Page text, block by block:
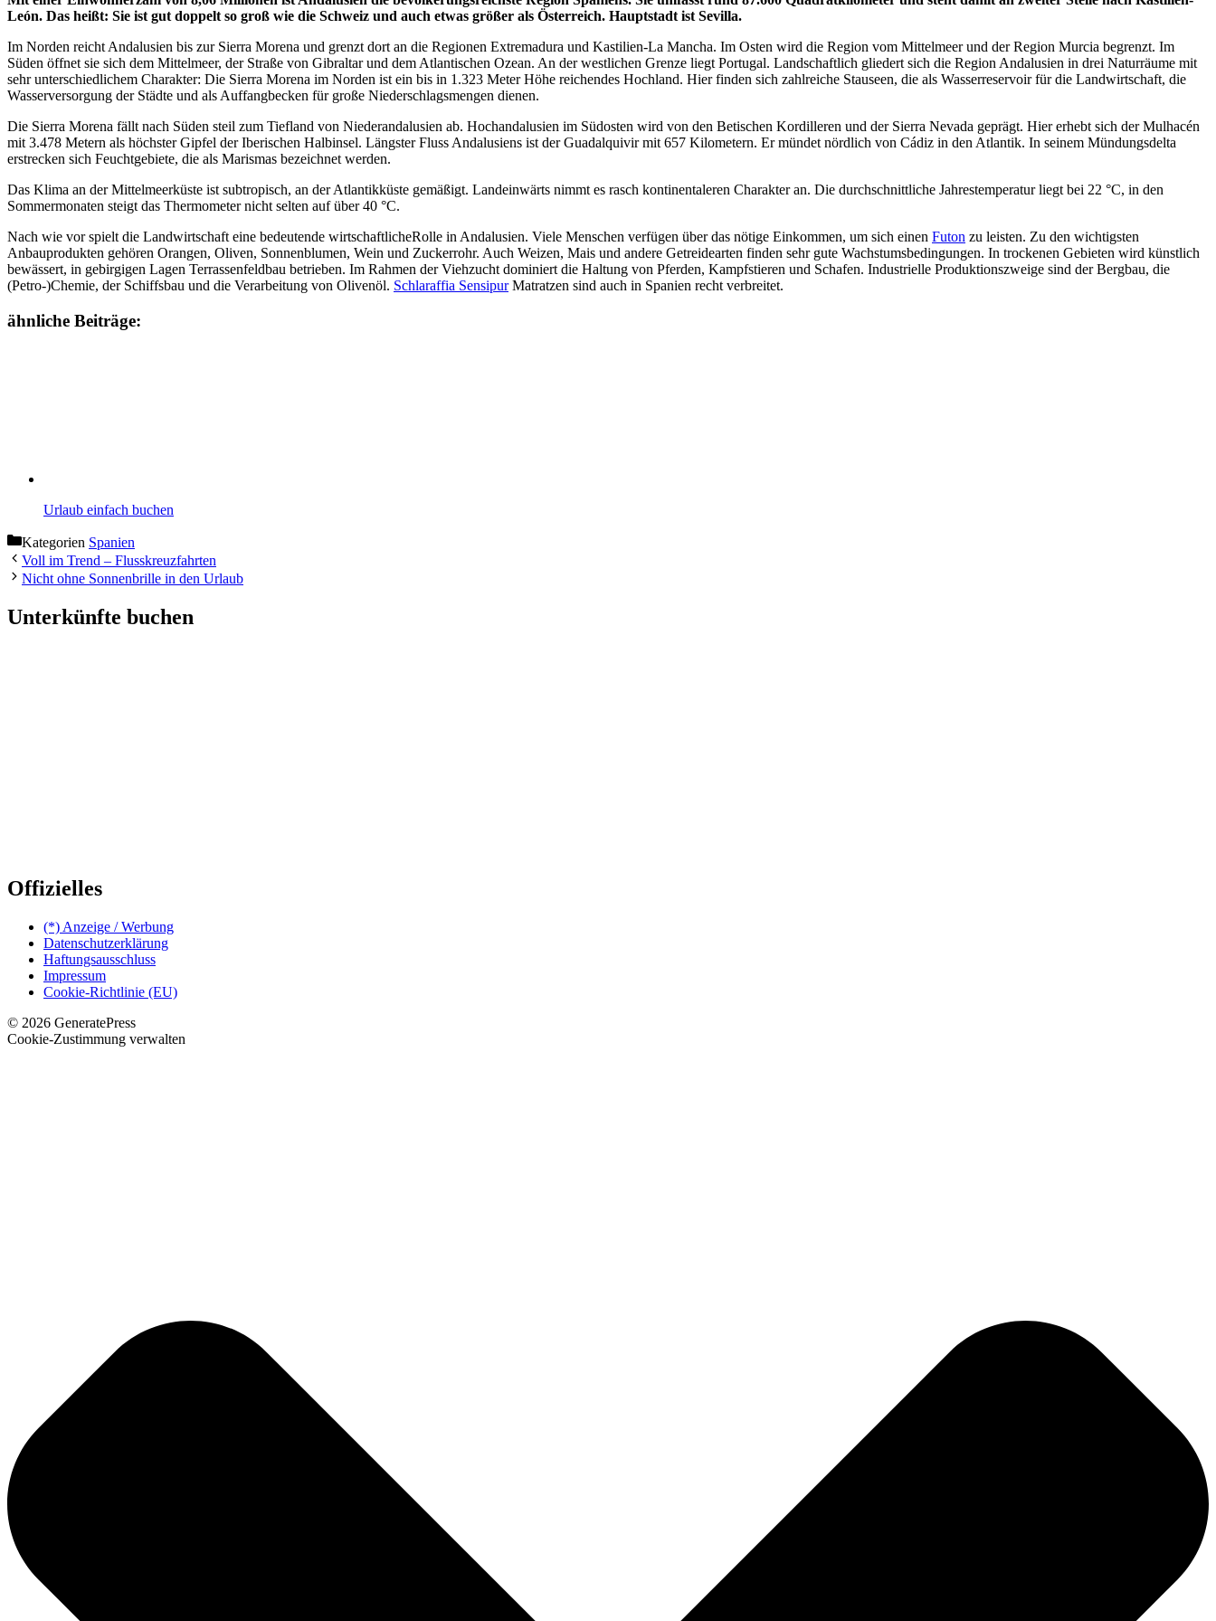
León. Das heißt: Sie ist gut doppelt so groß wie die Schweiz und auch etwas größer als Österreich. Hauptstadt ist Sevilla.
Im Norden reicht Andalusien bis zur Sierra Morena und grenzt dort an die Regionen Extremadura und Kastilien-La Mancha. Im Osten wird die Region vom Mittelmeer und der Region Murcia begrenzt. Im
Süden öffnet sie sich dem Mittelmeer, der Straße von Gibraltar und dem Atlantischen Ozean. An der westlichen Grenze liegt Portugal. Landschaftlich gliedert sich die Region Andalusien in drei Naturräume mit
sehr unterschiedlichem Charakter: Die Sierra Morena im Norden ist ein bis in 1.323 Meter Höhe reichendes Hochland. Hier finden sich zahlreiche Stauseen, die als Wasserreservoir für die Landwirtschaft, die
Wasserversorgung der Städte und als Auffangbecken für große Niederschlagsmengen dienen.
Die Sierra Morena fällt nach Süden steil zum Tiefland von Niederandalusien ab. Hochandalusien im Südosten wird von den Betischen Kordilleren und der Sierra Nevada geprägt. Hier erhebt sich der Mulhacén
mit 3.478 Metern als höchster Gipfel der Iberischen Halbinsel. Längster Fluss Andalusiens ist der Guadalquivir mit 657 Kilometern. Er mündet nördlich von Cádiz in den Atlantik. In seinem Mündungsdelta
erstrecken sich Feuchtgebiete, die als Marismas bezeichnet werden.
Das Klima an der Mittelmeerküste ist subtropisch, an der Atlantikküste gemäßigt. Landeinwärts nimmt es rasch kontinentaleren Charakter an. Die durchschnittliche Jahrestemperatur liegt bei 22 °C, in den
Sommermonaten steigt das Thermometer nicht selten auf über 40 °C.
Nach wie vor spielt die Landwirtschaft eine bedeutende wirtschaftlicheRolle in Andalusien. Viele Menschen verfügen über das nötige Einkommen, um sich einen Futon zu leisten. Zu den wichtigsten
Anbauprodukten gehören Orangen, Oliven, Sonnenblumen, Wein und Zuckerrohr. Auch Weizen, Mais und andere Getreidearten finden sehr gute Wachstumsbedingungen. In trockenen Gebieten wird künstlich
bewässert, in gebirgigen Lagen Terrassenfeldbau betrieben. Im Rahmen der Viehzucht dominiert die Haltung von Pferden, Kampfstieren und Schafen. Industrielle Produktionszweige sind der Bergbau, die
(Petro-)Chemie, der Schiffsbau und die Verarbeitung von Olivenöl. Schlaraffia SensipurMatratzen sind auch in Spanien recht verbreitet.
ähnliche Beiträge:
Urlaub einfach buchen
Kategorien Spanien
Voll im Trend – Flusskreuzfahrten
Nicht ohne Sonnenbrille in den Urlaub
Unterkünfte buchen
Offizielles
(*) Anzeige / Werbung
Datenschutzerklärung
Haftungsausschluss
Impressum
Cookie-Richtlinie (EU)
© 2026 GeneratePress
Cookie-Zustimmung verwalten